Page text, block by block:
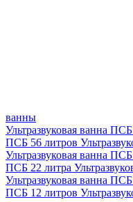
ванны
Ультразвуковая ванна
ПСБ 56 литров
Ультразвуковая ванна
ПСБ 22 литра
Ультразвуковая ванна
ПСБ 12 литров